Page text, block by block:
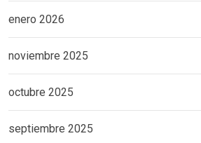
enero 2026
noviembre 2025
octubre 2025
septiembre 2025